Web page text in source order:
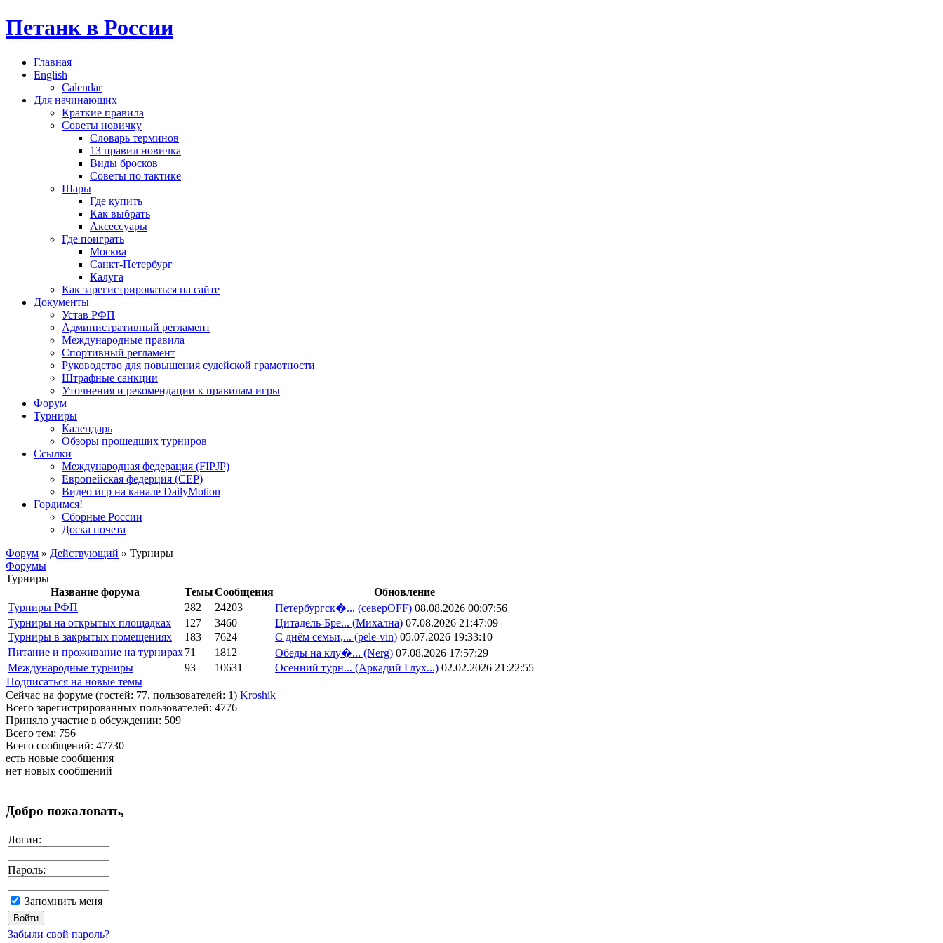
Петанк в России
Главная
English
Calendar
Для начинающих
Краткие правила
Советы новичку
Словарь терминов
13 правил новичка
Виды бросков
Советы по тактике
Шары
Где купить
Как выбрать
Аксессуары
Где поиграть
Москва
Санкт-Петербург
Калуга
Как зарегистрироваться на сайте
Документы
Устав РФП
Административный регламент
Международные правила
Спортивный регламент
Руководство для повышения судейской грамотности
Штрафные санкции
Уточнения и рекомендации к правилам игры
Форум
Турниры
Календарь
Обзоры прошедших турниров
Ссылки
Международная федерация (FIPJP)
Европейская федерция (CEP)
Видео игр на канале DailyMotion
Гордимся!
Сборные России
Доска почета
Форум » Действующий » Турниры
Форумы
Турниры
Название форума
ТемыСообщения
Обновление
Турниры РФП
282 24203 Петербургск�... (северOFF) 08.08.2026 00:07:56
Турниры на открытых площадках
127 3460 Цитадель-Бре... (Михална) 07.08.2026 21:47:09
Турниры в закрытых помещениях
183 7624 С днём семьи,... (pele-vin) 05.07.2026 19:33:10
Питание и проживание на турнирах71 1812 Обеды на клу�... (Nerg) 07.08.2026 17:57:29
Международные турниры
93 10631 Осенний турн... (Аркадий Глух...) 02.02.2026 21:22:55
Подписаться на новые темы
Сейчас на форуме (гостей: 77, пользователей: 1) Kroshik
Всего зарегистрированных пользователей: 4776
Приняло участие в обсуждении: 509
Всего тем: 756
Всего сообщений: 47730
есть новые сообщения
нет новых сообщений
Добро пожаловать,
Логин:
Пароль:
Запомнить меня
Забыли свой пароль?